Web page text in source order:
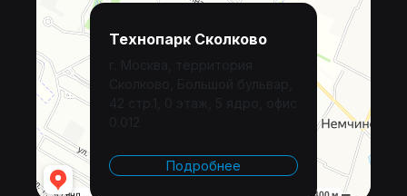
Технопарк Сколково
Подробнее